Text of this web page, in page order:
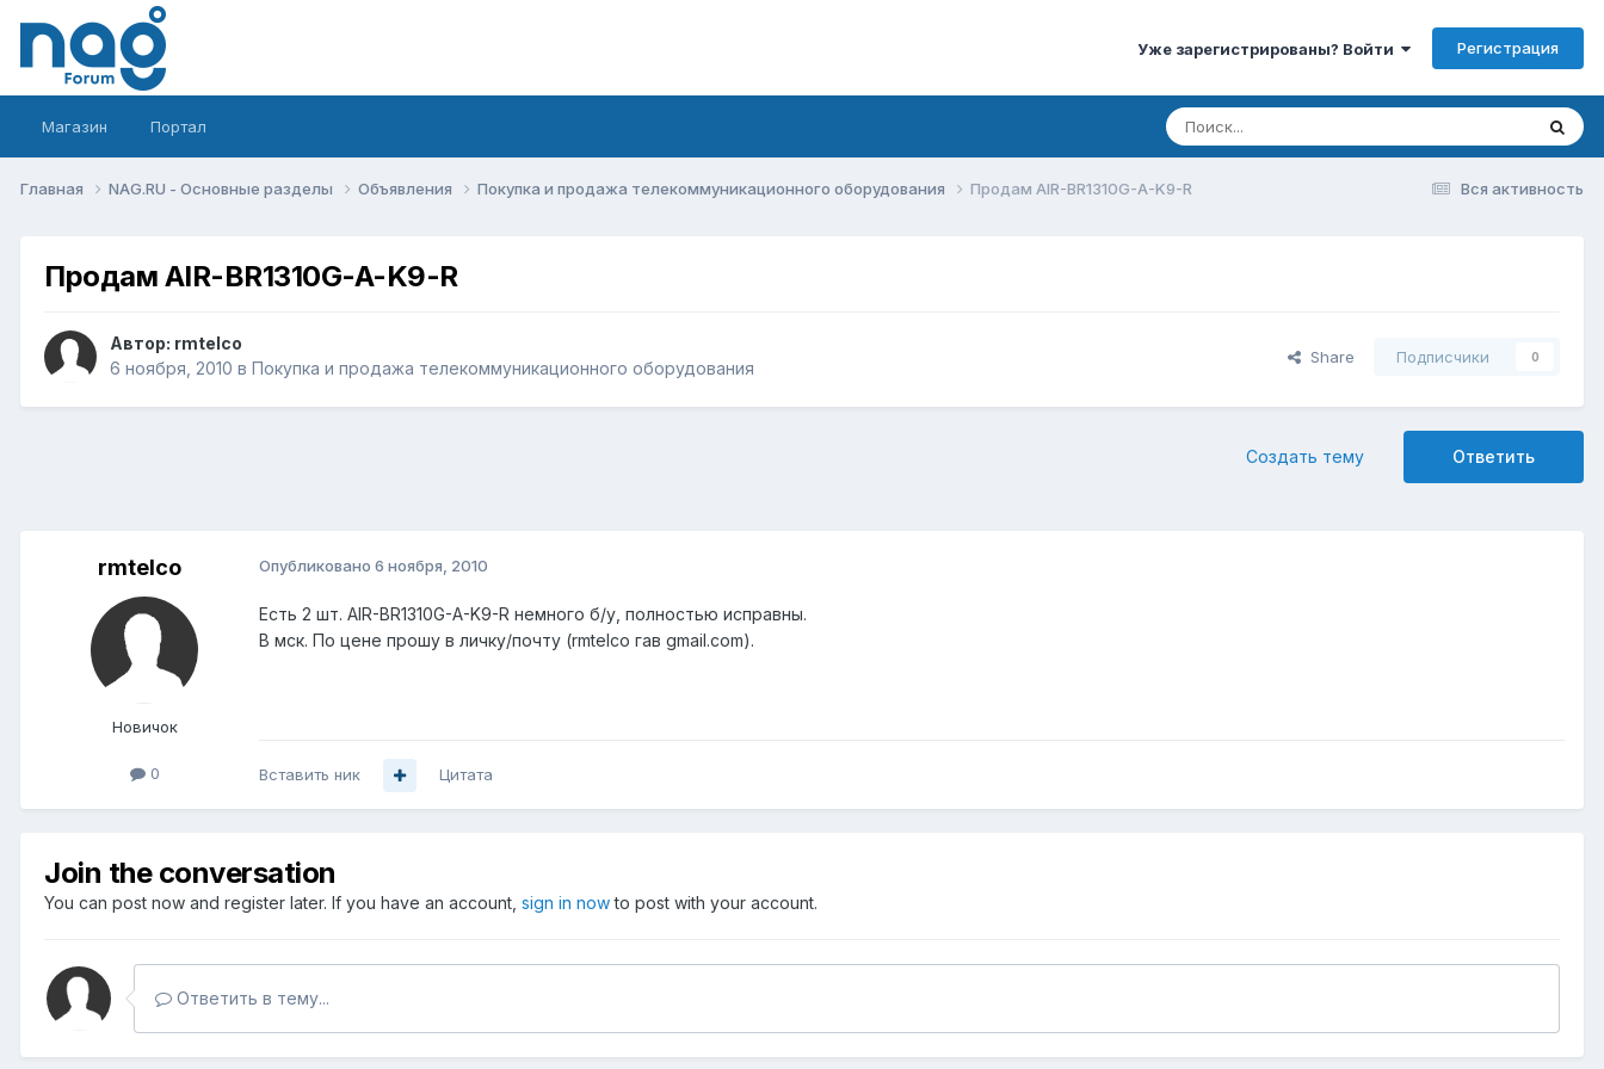
Уже зарегистрированы? Войти Регистрация
Магазин Портал
Вся активность
Главная NAG.RU - Основные разделы Объявления Покупка и продажа телекоммуникационного оборудования Продам AIR-BR1310G-A-K9-R
Продам AIR-BR1310G-A-K9-R
Автор: rmtelco
6 ноября, 2010 в Покупка и продажа телекоммуникационного оборудования
Share Подписчики 0
Ответить
Создать тему
rmtelco
Новичок
0
Опубликовано 6 ноября, 2010
Есть 2 шт. AIR-BR1310G-A-K9-R немного б/у, полностью исправны.
В мск. По цене прошу в личку/почту (rmtelco гав gmail.com).
Вставить ник Цитата
Join the conversation
You can post now and register later. If you have an account, sign in nowto post with your account.
Ответить в тему...